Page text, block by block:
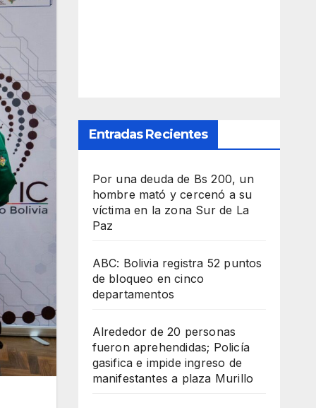
Entradas Recientes
Por una deuda de Bs 200, un
hombre mató y cercenó a su
víctima en la zona Sur de La
Paz
ABC: Bolivia registra 52 puntos
de bloqueo en cinco
departamentos
Alrededor de 20 personas
fueron aprehendidas; Policía
gasifica e impide ingreso de
manifestantes a plaza Murillo